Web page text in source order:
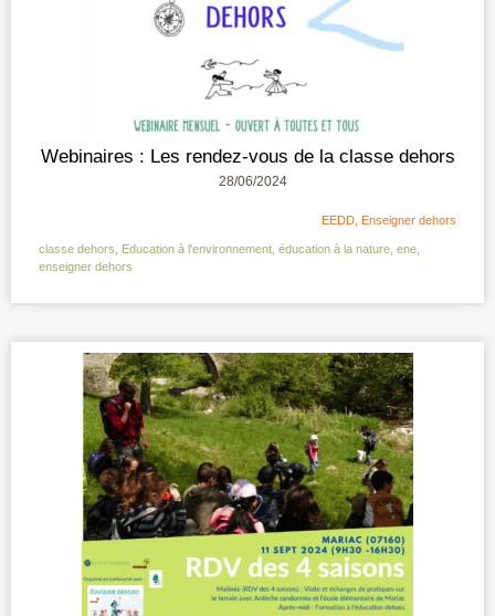
Webinaires : Les rendez-vous de la classe dehors
28/06/2024
EEDD Enseigner dehors
classe dehors Education à l'environnement éducation à la nature ene
enseigner dehors